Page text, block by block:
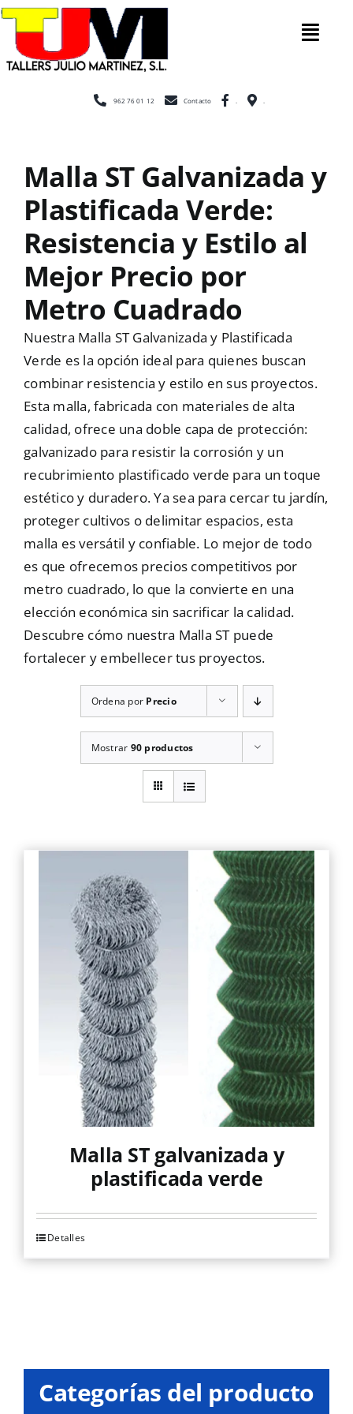
Saltar
contenido
Inicio
Construcción
Cerramientos
Escaleras
Mallas
Noticias
Contacto
962 76 01 12 Contacto
Malla ST Galvanizada y
Plastificada Verde:
Resistencia y Estilo al
Mejor Precio por
Metro Cuadrado
Nuestra Malla ST Galvanizada y Plastificada
Verde es la opción ideal para quienes buscan
combinar resistencia y estilo en sus proyectos.
Esta malla, fabricada con materiales de alta
calidad, ofrece una doble capa de protección:
galvanizado para resistir la corrosión y un
recubrimiento plastificado verde para un toque
estético y duradero. Ya sea para cercar tu jardín,
proteger cultivos o delimitar espacios, esta
malla es versátil y confiable. Lo mejor de todo
es que ofrecemos precios competitivos por
metro cuadrado, lo que la convierte en una
elección económica sin sacrificar la calidad.
Descubre cómo nuestra Malla ST puede
fortalecer y embellecer tus proyectos.
Ordena por Precio
Mostrar 90 productos
Malla ST galvanizada y
plastificada verde
Este
producto
se
Detalles
Categorías del producto